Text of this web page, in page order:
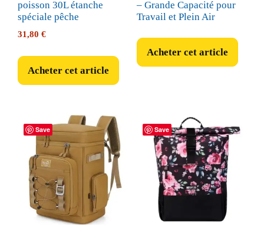
poisson 30L étanche
spéciale pêche
31,80 €
Acheter cet article
– Grande Capacité pour
Travail et Plein Air
Acheter cet article
Save Save